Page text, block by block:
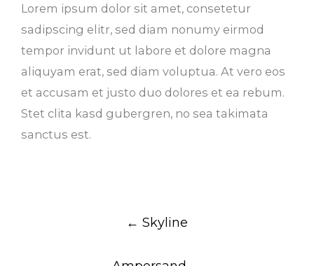
Lorem ipsum dolor sit amet, consetetur
sadipscing elitr, sed diam nonumy eirmod
tempor invidunt ut labore et dolore magna
aliquyam erat, sed diam voluptua. At vero eos
et accusam et justo duo dolores et ea rebum.
Stet clita kasd gubergren, no sea takimata
sanctus est.
← Skyline